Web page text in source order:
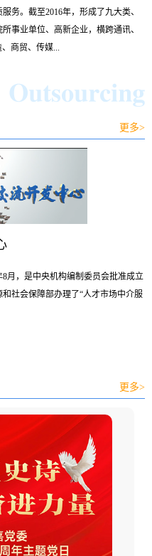
务。截至2016年，形成了九大类、
事业单位、高新企业，横跨通讯、
商贸、传媒...
更多>
月，是中央机构编制委员会批准成立
社会保障部办理了“人才市场中介服
更多>